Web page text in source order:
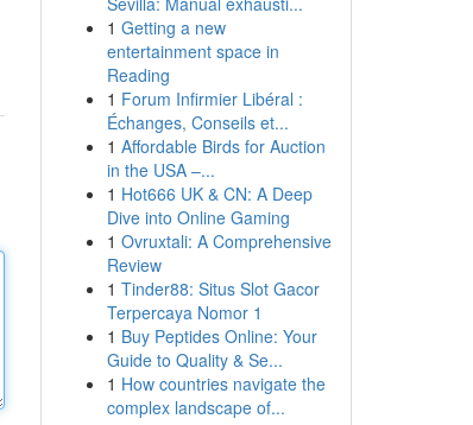
1 Getting a new
entertainment space in
Reading
1 Forum Infirmier Libéral :
Échanges, Conseils et...
1 Affordable Birds for Auction
in the USA –...
1 Hot666 UK & CN: A Deep
Dive into Online Gaming
1 Ovruxtali: A Comprehensive
Review
1 Tinder88: Situs Slot Gacor
Terpercaya Nomor 1
1 Buy Peptides Online: Your
Guide to Quality & Se...
1 How countries navigate the
complex landscape of...